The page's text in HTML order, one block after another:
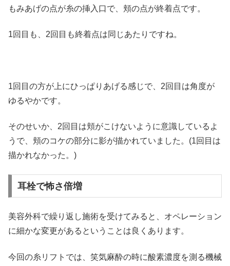
もみあげの点が糸の挿入口で、頬の点が終着点です。
1回目も、2回目も終着点は同じあたりですね。
1回目の方が上にひっぱりあげる感じで、2回目は角度が
ゆるやかです。
そのせいか、2回目は頬がこけないように意識しているよ
うで、頬のコケの部分に影が描かれていました。(1回目は
描かれなかった。)
耳栓で怖さ倍増
美容外科で繰り返し施術を受けてみると、オペレーション
に細かな変更があるということは良くあります。
今回の糸リフトでは、笑気麻酔の時に酸素濃度を測る機械